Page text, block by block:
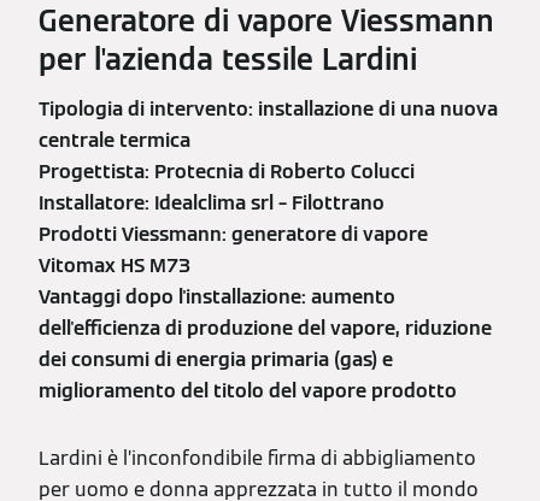
Generatore di vapore Viessmann
per l'azienda tessile Lardini
Tipologia di intervento: installazione di una nuova
centrale termica
Progettista: Protecnia di Roberto Colucci
Installatore: Idealclima srl – Filottrano
Prodotti Viessmann: generatore di vapore
Vitomax HS M73
Vantaggi dopo l'installazione: aumento
dell'efficienza di produzione del vapore, riduzione
dei consumi di energia primaria (gas) e
miglioramento del titolo del vapore prodotto
Lardini è l’inconfondibile firma di abbigliamento
per uomo e donna apprezzata in tutto il mondo